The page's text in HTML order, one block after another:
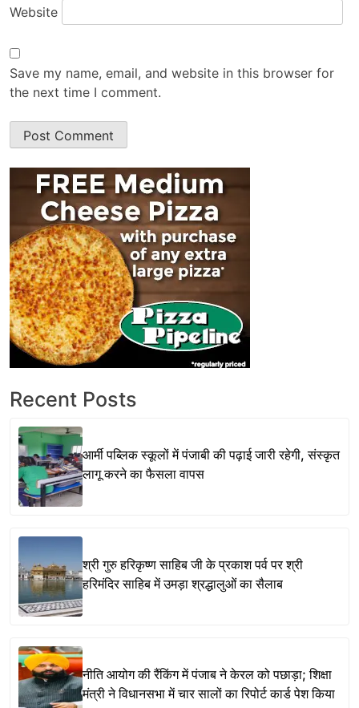
Website
Save my name, email, and website in this browser for
the next time I comment.
Recent Posts
आर्मी पब्लिक स्कूलों में पंजाबी की पढ़ाई जारी रहेगी, संस्कृत
लागू करने का फैसला वापस
श्री गुरु हरिकृष्ण साहिब जी के प्रकाश पर्व पर श्री
हरिमंदिर साहिब में उमड़ा श्रद्धालुओं का सैलाब
नीति आयोग की रैंकिंग में पंजाब ने केरल को पछाड़ा; शिक्षा
मंत्री ने विधानसभा में चार सालों का रिपोर्ट कार्ड पेश किया